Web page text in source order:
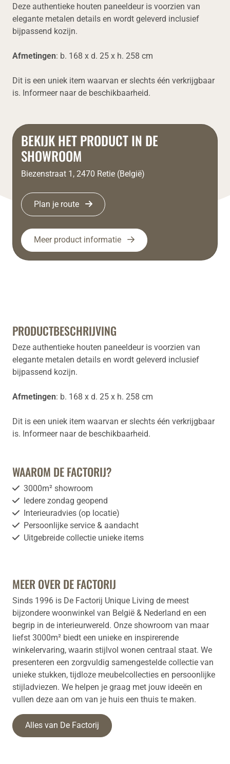
Deze authentieke houten paneeldeur is voorzien van
elegante metalen details en wordt geleverd inclusief
bijpassend kozijn.
Afmetingen: b. 168 x d. 25 x h. 258 cm
Dit is een uniek item waarvan er slechts één verkrijgbaar
is. Informeer naar de beschikbaarheid.
BEKIJK HET PRODUCT IN DE
SHOWROOM
Biezenstraat 1, 2470 Retie (België)
Plan je route
Meer product informatie
PRODUCTBESCHRIJVING
Deze authentieke houten paneeldeur is voorzien van
elegante metalen details en wordt geleverd inclusief
bijpassend kozijn.
Afmetingen: b. 168 x d. 25 x h. 258 cm
Dit is een uniek item waarvan er slechts één verkrijgbaar
is. Informeer naar de beschikbaarheid.
WAAROM DE FACTORIJ?
3000m² showroom
Iedere zondag geopend
Interieuradvies (op locatie)
Persoonlijke service & aandacht
Uitgebreide collectie unieke items
MEER OVER DE FACTORIJ
Sinds 1996 is De Factorij Unique Living de meest
bijzondere woonwinkel van België & Nederland en een
begrip in de interieurwereld. Onze showroom van maar
liefst 3000m² biedt een unieke en inspirerende
winkelervaring, waarin stijlvol wonen centraal staat. We
presenteren een zorgvuldig samengestelde collectie van
unieke stukken, tijdloze meubelcollecties en persoonlijke
stijladviezen. We helpen je graag met jouw ideeën en
vullen deze aan om van je huis een thuis te maken.
Alles van De Factorij